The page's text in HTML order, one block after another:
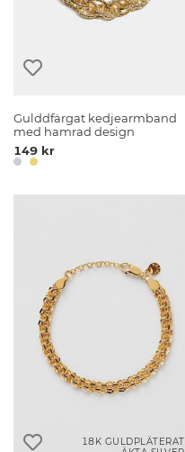
Gulddfärgat kedjearmband
med hamrad design
149 kr
18K GULDPLÄTERAT